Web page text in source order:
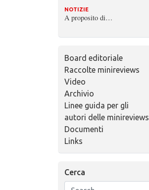
NOTIZIE
A proposito di…
Board editoriale
Raccolte minireviews
Video
Archivio
Linee guida per gli
autori delle minireviews
Documenti
Links
Cerca